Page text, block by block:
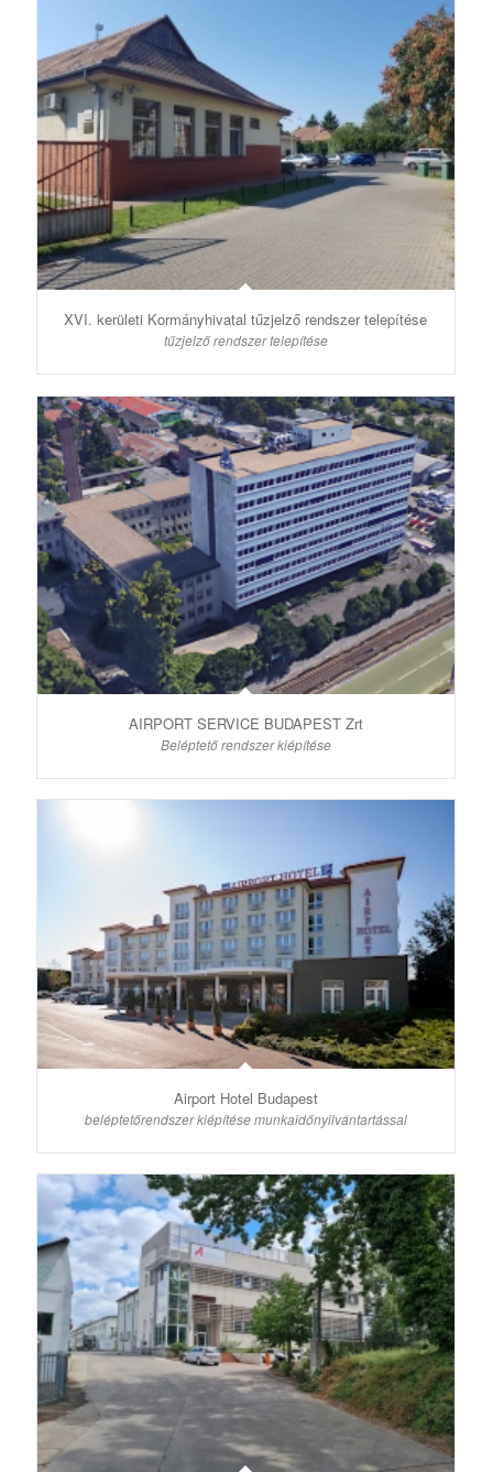
XVI. kerületi Kormányhivatal tűzjelző rendszer telepítése
tűzjelző rendszer telepítése
AIRPORT SERVICE BUDAPEST Zrt
Beléptető rendszer kiépítése
Airport Hotel Budapest
beléptetőrendszer kiépítése munkaidőnyilvántartással